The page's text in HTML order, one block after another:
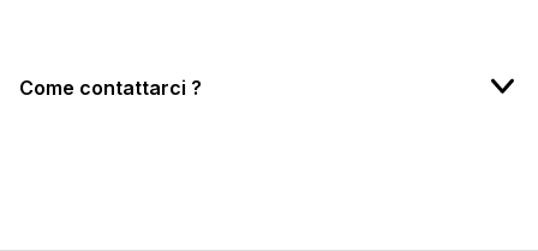
Come contattarci ?